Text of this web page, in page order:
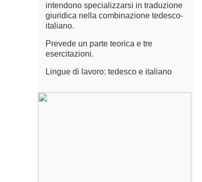
intendono specializzarsi in traduzione
giuridica nella combinazione tedesco-
italiano.
Prevede un parte teorica e tre
esercitazioni.
Lingue di lavoro: tedesco e italiano